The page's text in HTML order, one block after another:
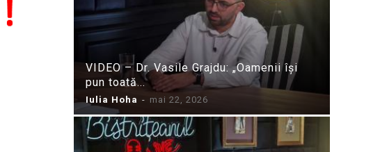
VIDEO – Dr. Vasile Grajdu: „Oamenii își
pun toată...
Iulia Hoha - mai 22, 2026